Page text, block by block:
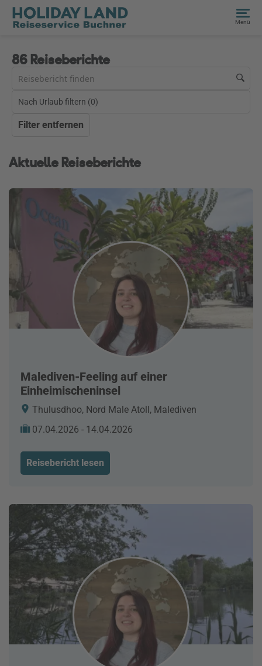
Menü
86 Reiseberichte
Nach Urlaub filtern (0)
Filter entfernen
Aktuelle Reiseberichte
Malediven-Feeling auf einer
Einheimischeninsel
Thulusdhoo, Nord Male Atoll, Malediven
07.04.2026 - 14.04.2026
Reisebericht lesen